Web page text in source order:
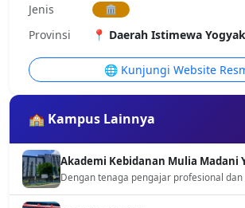
Jenis 🏛️
Provinsi 📍 Daerah Istimewa
🌐 Kunjungi Website
🏫 Kampus Lainnya
Akademi Kebidanan Mulia Madani